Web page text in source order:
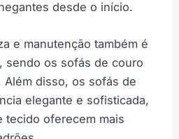
desde o início.
e manutenção também é
sendo os sofás de couro
Além disso, os sofás de
elegante e sofisticada,
tecido oferecem mais